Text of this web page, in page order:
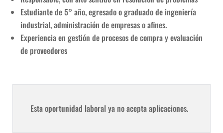
Estudiante de 5° año, egresado o graduado de ingeniería
industrial, administración de empresas o afines.
Experiencia en gestión de procesos de compra y evaluación
de proveedores
Esta oportunidad laboral ya no acepta aplicaciones.